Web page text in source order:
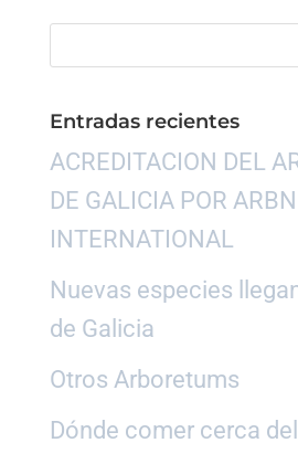
Entradas recientes
ACREDITACION DEL
DE GALICIA POR
INTERNATIONAL
Nuevas especies
de Galicia
Otros Arboretums
Dónde comer cerca